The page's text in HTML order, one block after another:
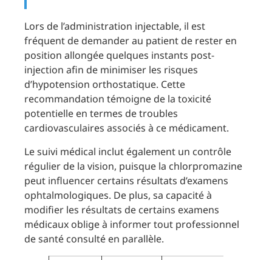
Lors de l’administration injectable, il est
fréquent de demander au patient de rester en
position allongée quelques instants post-
injection afin de minimiser les risques
d’hypotension orthostatique. Cette
recommandation témoigne de la toxicité
potentielle en termes de troubles
cardiovasculaires associés à ce médicament.
Le suivi médical inclut également un contrôle
régulier de la vision, puisque la chlorpromazine
peut influencer certains résultats d’examens
ophtalmologiques. De plus, sa capacité à
modifier les résultats de certains examens
médicaux oblige à informer tout professionnel
de santé consulté en parallèle.